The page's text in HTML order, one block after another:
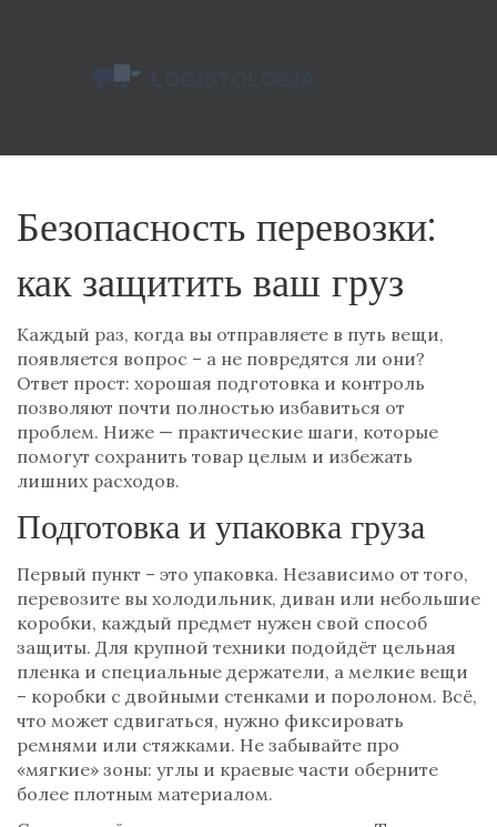
Безопасность перевозки:
как защитить ваш груз
Каждый раз, когда вы отправляете в путь вещи,
появляется вопрос – а не повредятся ли они?
Ответ прост: хорошая подготовка и контроль
позволяют почти полностью избавиться от
проблем. Ниже — практические шаги, которые
помогут сохранить товар целым и избежать
лишних расходов.
Подготовка и упаковка груза
Первый пункт – это упаковка. Независимо от того,
перевозите вы холодильник, диван или небольшие
коробки, каждый предмет нужен свой способ
защиты. Для крупной техники подойдёт цельная
пленка и специальные держатели, а мелкие вещи
– коробки с двойными стенками и поролоном. Всё,
что может сдвигаться, нужно фиксировать
ремнями или стяжками. Не забывайте про
«мягкие» зоны: углы и краевые части оберните
более плотным материалом.